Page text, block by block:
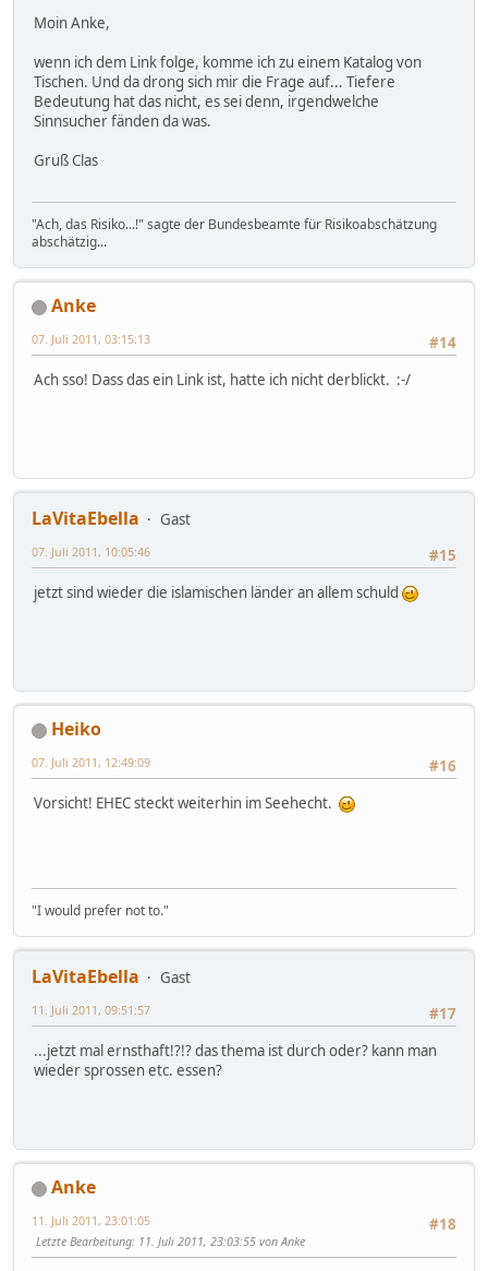
Moin Anke,
wenn ich dem Link folge, komme ich zu einem Katalog von
Tischen. Und da drong sich mir die Frage auf... Tiefere
Bedeutung hat das nicht, es sei denn, irgendwelche
Sinnsucher fänden da was.
Gruß Clas
"Ach, das Risiko...!" sagte der Bundesbeamte für Risikoabschätzung
abschätzig...
Anke
#14
07. Juli 2011, 03:15:13
Ach sso! Dass das ein Link ist, hatte ich nicht derblickt. :-/
LaVitaEbella
Gast
#15
07. Juli 2011, 10:05:46
jetzt sind wieder die islamischen länder an allem schuld
Heiko
#16
07. Juli 2011, 12:49:09
Vorsicht! EHEC steckt weiterhin im Seehecht.
"I would prefer not to."
LaVitaEbella
Gast
#17
11. Juli 2011, 09:51:57
...jetzt mal ernsthaft!?!? das thema ist durch oder? kann man
wieder sprossen etc. essen?
Anke
#18
11. Juli 2011, 23:01:05
Letzte Bearbeitung: 11. Juli 2011, 23:03:55 von Anke